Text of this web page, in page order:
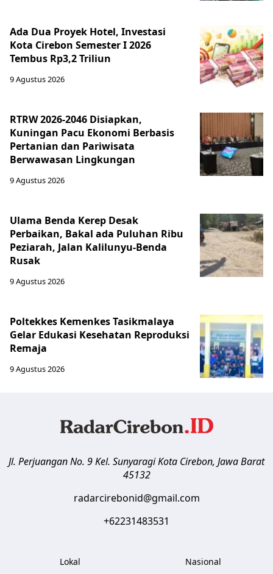
Ada Dua Proyek Hotel, Investasi
Kota Cirebon Semester I 2026
Tembus Rp3,2 Triliun
9 Agustus 2026
RTRW 2026-2046 Disiapkan,
Kuningan Pacu Ekonomi Berbasis
Pertanian dan Pariwisata
Berwawasan Lingkungan
9 Agustus 2026
Ulama Benda Kerep Desak
Perbaikan, Bakal ada Puluhan Ribu
Peziarah, Jalan Kalilunyu-Benda
Rusak
9 Agustus 2026
Poltekkes Kemenkes Tasikmalaya
Gelar Edukasi Kesehatan Reproduksi
Remaja
9 Agustus 2026
Jl. Perjuangan No. 9 Kel. SunyaragiKota Cirebon, Jawa Barat
45132
radarcirebonid@gmail.com
+62231483531
Lokal Nasional